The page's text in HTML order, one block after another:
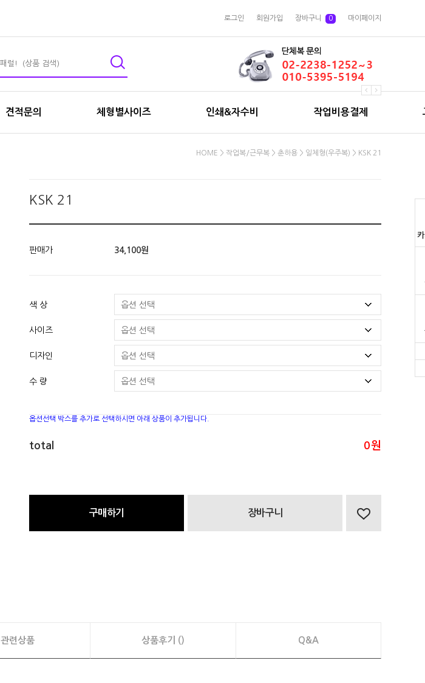
로그인 회원가입 장바구니 0 마이페이지
견적문의 체형별사이즈 인쇄&자수비 작업비용결제
HOME > 작업복/근무복 > 춘하용 > 일체형(우주복) > KSK 21
KSK 21
판매가 34,100원
색 상
사이즈
디자인
수 량
옵션선택 박스를 추가로 선택하시면 아래 상품이 추가됩니다.
total 0원
구매하기 장바구니
관련상품 상품후기 () Q&A